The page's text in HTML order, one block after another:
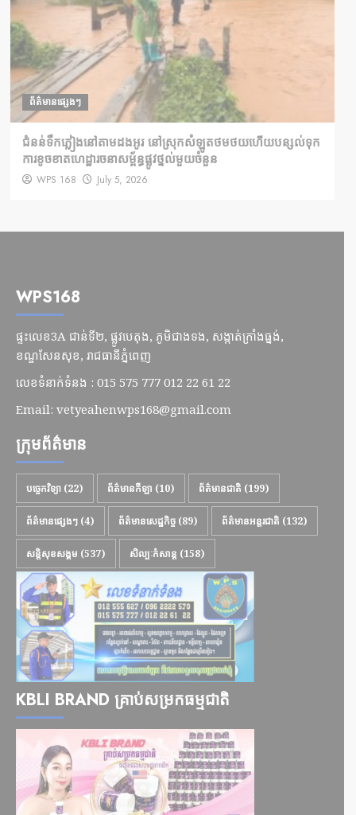
ព័ត៌មានផ្សេងៗ
ជំនន់​ទឹកភ្លៀង​នៅ​តាម​ដងអូរ​ នៅ​ស្រុក​សំឡូត​ថមថយ​ហើយ​បន្សល់​ទុក​
ការ​ខូចខាត​ហេដ្ឋារចនាសម្ព័ន្ធ​ផ្លូវថ្នល់​មួយ​ចំនួន
WPS 168 July 5, 2026
WPS168
ផ្ទះលេខ3A ជាន់ទី២, ផ្លូវបេតុង, ភូមិជាងទង, សង្កាត់ក្រាំងធ្នង់,
ខណ្ឌសែនសុខ, រាជធានីភ្នំពេញ
លេខទំនាក់ទំនង : 015 575 777 012 22 61 22
Email: vetyeahenwps168@gmail.com
ក្រុមព័ត៌មាន
បច្ចេកវិទ្យា (22) ព័ត៌មានកីឡា (10) ព័ត៌មានជាតិ (199)
ព័ត៌មានផ្សេងៗ (4) ព័ត៌មានសេដ្ឋកិច្ច (89) ព័ត៌មានអន្តរជាតិ (132)
សន្តិសុខសង្គម (537) សិល្បៈកំសាន្ត (158)
KBLI BRAND គ្រាប់សម្រកធម្មជាតិ